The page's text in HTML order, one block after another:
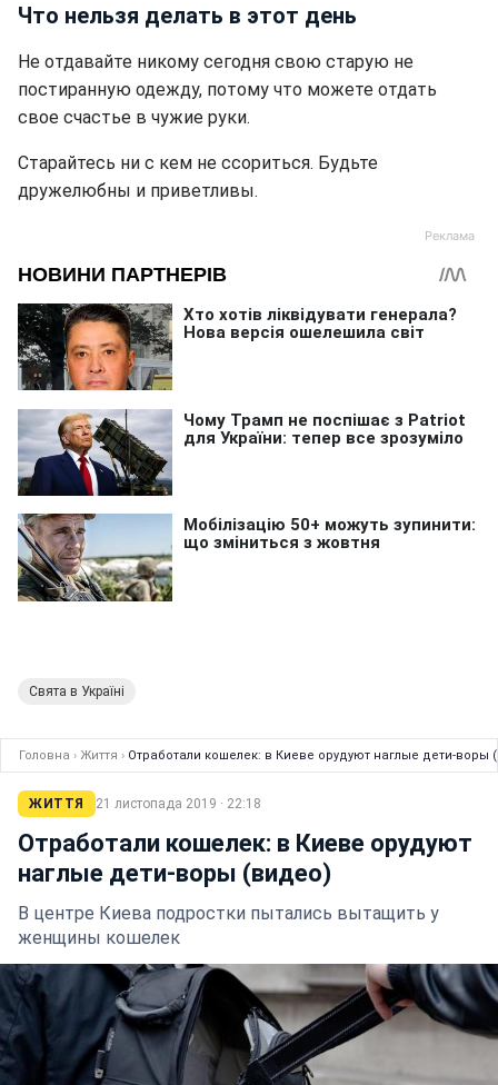
Что нельзя делать в этот день
Не отдавайте никому сегодня свою старую не
постиранную одежду, потому что можете отдать
свое счастье в чужие руки.
Старайтесь ни с кем не ссориться. Будьте
дружелюбны и приветливы.
Свята в Україні
Головна › Життя › Отработали кошелек: в Киеве орудуют наглые дети-воры
ЖИТТЯ 21 листопада 2019 · 22:18
Отработали кошелек: в Киеве орудуют
наглые дети-воры (видео)
В центре Киева подростки пытались вытащить у
женщины кошелек